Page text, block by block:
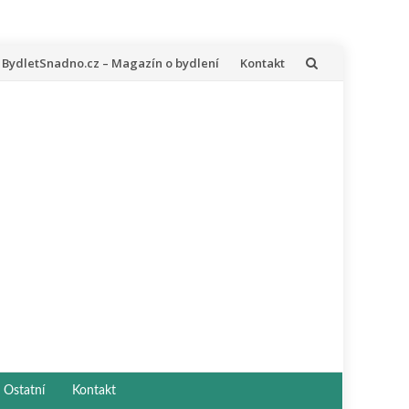
Přeskočit
BydletSnadno.cz – Magazín o bydlení Kontakt
Ostatní Kontakt